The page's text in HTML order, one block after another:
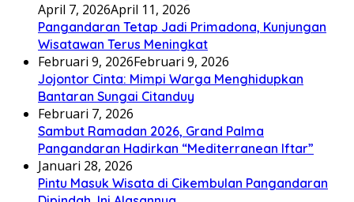
April 7, 2026April 11, 2026
Pangandaran Tetap Jadi Primadona, Kunjungan
Wisatawan Terus Meningkat
Februari 9, 2026Februari 9, 2026
Jojontor Cinta: Mimpi Warga Menghidupkan
Bantaran Sungai Citanduy
Februari 7, 2026
Sambut Ramadan 2026, Grand Palma
Pangandaran Hadirkan “Mediterranean Iftar”
Januari 28, 2026
Pintu Masuk Wisata di Cikembulan Pangandaran